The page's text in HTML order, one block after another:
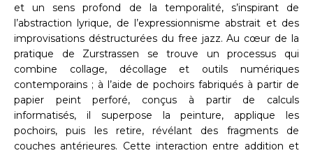
et un sens profond de la temporalité, s’inspirant de
l’abstraction lyrique, de l’expressionnisme abstrait et des
improvisations déstructurées du free jazz. Au cœur de la
pratique de Zurstrassen se trouve un processus qui
combine collage, décollage et outils numériques
contemporains ; à l’aide de pochoirs fabriqués à partir de
papier peint perforé, conçus à partir de calculs
informatisés, il superpose la peinture, applique les
pochoirs, puis les retire, révélant des fragments de
couches antérieures. Cette interaction entre addition et